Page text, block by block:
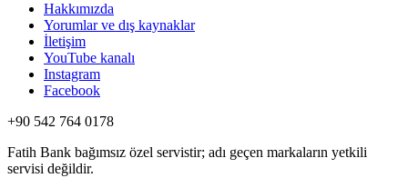
Hakkımızda
Yorumlar ve dış kaynaklar
İletişim
YouTube kanalı
Instagram
Facebook
+90 542 764 0178
Fatih Bank bağımsız özel servistir; adı geçen markaların yetkili
servisi değildir.